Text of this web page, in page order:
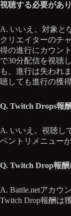
視聴する必要があ
A. いいえ。対象と
クリエイターのチ
得の進行にカウン
で30分配信を視聴
も、進行は失われ
聴しても進行の獲
Q. Twitch Drops報
A. いいえ。視聴し
ベントリメニュー
Q. Twitch Drop報
A. Battle.netアカウ
Twitch Drop報酬は